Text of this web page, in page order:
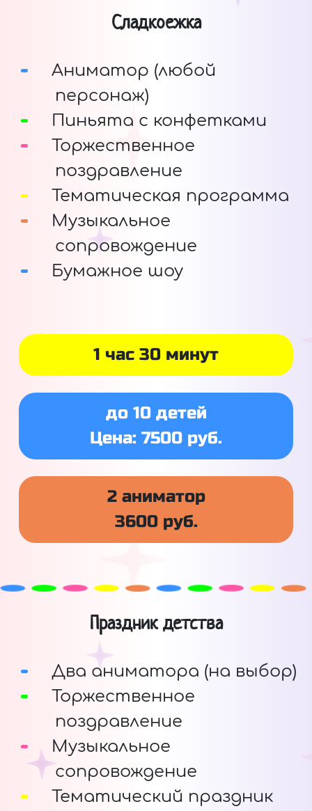
Сладкоежка
Аниматор (любой
персонаж)
Пиньята с конфетками
Торжественное
поздравление
Тематическая программа
Музыкальное
сопровождение
Бумажное шоу
1 час 30 минут
до 10 детей
Цена: 7500 руб.
2 аниматор
3600 руб.
Праздник детства
Два аниматора (на выбор)
Торжественное
поздравление
Музыкальное
сопровождение
Тематический праздник